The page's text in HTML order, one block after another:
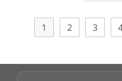
1 2 3